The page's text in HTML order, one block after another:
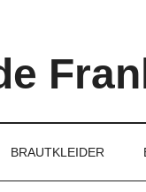
BRAUTKLEIDER